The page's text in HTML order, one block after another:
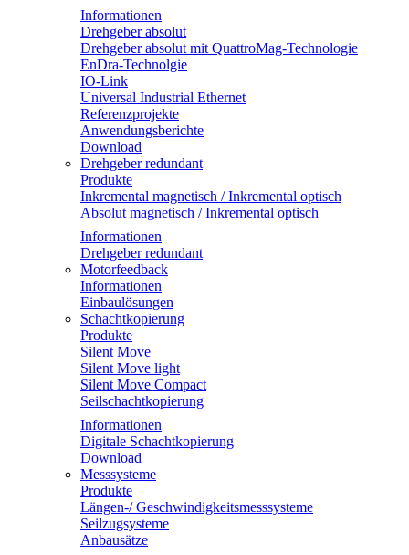
Informationen
Drehgeber absolut
Drehgeber absolut mit QuattroMag-Technologie
EnDra-Technolgie
IO-Link
Universal Industrial Ethernet
Referenzprojekte
Anwendungsberichte
Download
Drehgeber redundant
Produkte
Inkremental magnetisch / Inkremental optisch
Absolut magnetisch / Inkremental optisch
Informationen
Drehgeber redundant
Motorfeedback
Informationen
Einbaulösungen
Schachtkopierung
Produkte
Silent Move
Silent Move light
Silent Move Compact
Seilschachtkopierung
Informationen
Digitale Schachtkopierung
Download
Messsysteme
Produkte
Längen-/ Geschwindigkeitsmesssysteme
Seilzugsysteme
Anbausätze